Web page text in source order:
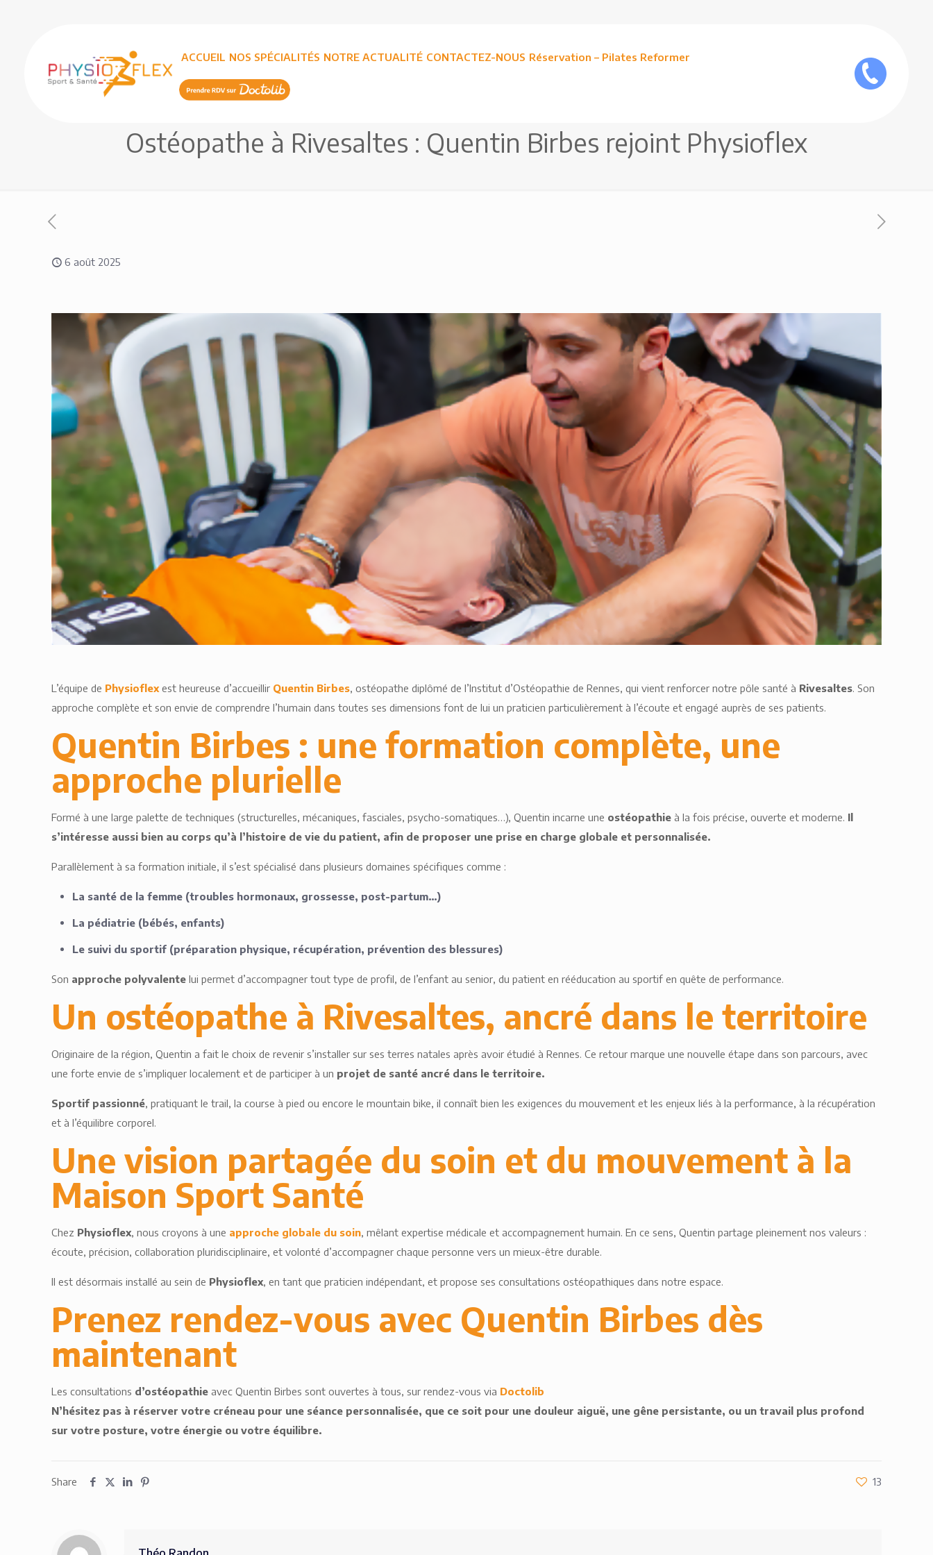
ACCUEIL NOS SPÉCIALITÉS NOTRE ACTUALITÉ CONTACTEZ-NOUS Réservation – Pilates Reformer
Ostéopathe à Rivesaltes : Quentin Birbes rejoint Physioflex
6 août 2025
L’équipe de Physioflexest heureuse d’accueillir Quentin Birbes, ostéopathe diplômé de l’Institut d’Ostéopathie de Rennes, qui vient renforcer notre pôle santé à Rivesaltes. Son
approche complète et son envie de comprendre l’humain dans toutes ses dimensions font de lui un praticien particulièrement à l’écoute et engagé auprès de ses patients.
Quentin Birbes : une formation complète, une
approche plurielle
Formé à une large palette de techniques (structurelles, mécaniques, fasciales, psycho-somatiques…), Quentin incarne une ostéopathie à la fois précise, ouverte et moderne. Il
s’intéresse aussi bien au corps qu’à l’histoire de vie du patient, afin de proposer une prise en charge globale et personnalisée.
Parallèlement à sa formation initiale, il s’est spécialisé dans plusieurs domaines spécifiques comme :
La santé de la femme (troubles hormonaux, grossesse, post-partum…)
La pédiatrie (bébés, enfants)
Le suivi du sportif (préparation physique, récupération, prévention des blessures)
Son approche polyvalente lui permet d’accompagner tout type de profil, de l’enfant au senior, du patient en rééducation au sportif en quête de performance.
Un ostéopathe à Rivesaltes, ancré dans le territoire
Originaire de la région, Quentin a fait le choix de revenir s’installer sur ses terres natales après avoir étudié à Rennes. Ce retour marque une nouvelle étape dans son parcours, avec
une forte envie de s’impliquer localement et de participer à un projet de santé ancré dans le territoire.
Sportif passionné, pratiquant le trail, la course à pied ou encore le mountain bike, il connaît bien les exigences du mouvement et les enjeux liés à la performance, à la récupération
et à l’équilibre corporel.
Une vision partagée du soin et du mouvement à la
Maison Sport Santé
Chez Physioflex, nous croyons à une approche globale du soin, mêlant expertise médicale et accompagnement humain. En ce sens, Quentin partage pleinement nos valeurs :
écoute, précision, collaboration pluridisciplinaire, et volonté d’accompagner chaque personne vers un mieux-être durable.
Il est désormais installé au sein de Physioflex, en tant que praticien indépendant, et propose ses consultations ostéopathiques dans notre espace.
Prenez rendez-vous avec Quentin Birbes dès
maintenant
Les consultations d’ostéopathie avec Quentin Birbes sont ouvertes à tous, sur rendez-vous via Doctolib
N’hésitez pas à réserver votre créneau pour une séance personnalisée, que ce soit pour une douleur aiguë, une gêne persistante, ou un travail plus profond
sur votre posture, votre énergie ou votre équilibre.
Share 13